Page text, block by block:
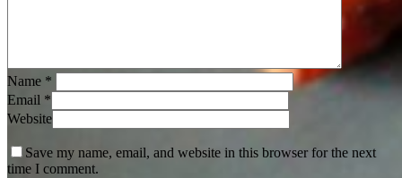
Name *
Email *
Website
Save my name, email, and website in this browser for the next
time I comment.